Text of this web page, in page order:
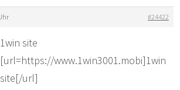
#24422
1win site
[url=https://www.1win3001.mobi]1win
site[/url]